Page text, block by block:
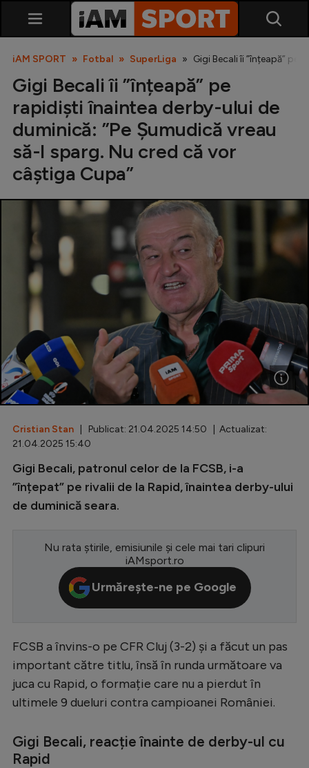
SuperLiga
Liga 2
Cupa României
Echipa Națională
U21
Fotbal feminin
Special
Diverse
Inedit
Champions League
Europa League
CM 2026
Premier League
LaLiga
Bundesliga
Ligue 1
Starurile fotbalului
iAM SPORT Fotbal SuperLiga Gigi Becali îi ”înțeapă”
Gigi Becali îi ”înțeapă” pe
rapidiști înaintea derby-ului de
duminică: ”Pe Șumudică vreau
să-l sparg. Nu cred că vor
câștiga Cupa”
Cristian Stan | Publicat: 21.04.2025 14:50 | Actualizat:
21.04.2025 15:40
Gigi Becali, patronul celor de la FCSB, i-a
”înțepat” pe rivalii de la Rapid, înaintea derby-ului
de duminică seara.
Nu rata știrile, emisiunile și cele mai tari clipuri
iAMsport.ro
Urmărește-ne pe Google
FCSB a învins-o pe CFR Cluj (3-2) și a făcut un pas
important către titlu, însă în runda următoare va
juca cu Rapid, o formație care nu a pierdut în
ultimele 9 dueluri contra campioanei României.
Gigi Becali, reacție înainte de derby-ul cu
Rapid